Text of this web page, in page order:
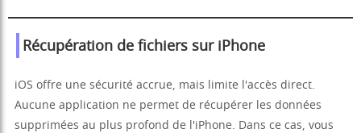
Récupération de fichiers sur iPhone
iOS offre une sécurité accrue, mais limite l'accès direct.
Aucune application ne permet de récupérer les données
supprimées au plus profond de l'iPhone. Dans ce cas, vous